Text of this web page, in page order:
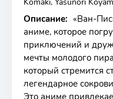
Описание: «Ван-
аниме, которое
приключений и
мечты молодого
который стремится
легендарное
Это аниме